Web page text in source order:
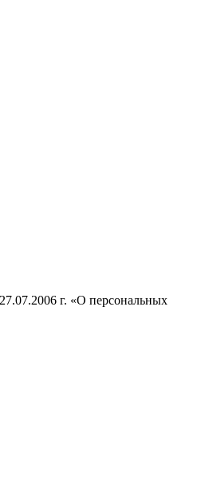
г. «О персональных